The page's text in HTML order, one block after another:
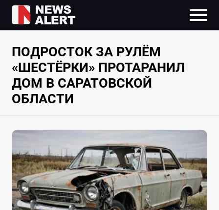
ПОДРОСТОК ЗА РУЛЁМ
«ШЕСТЁРКИ» ПРОТАРАНИЛ
ДОМ В САРАТОВСКОЙ
ОБЛАСТИ